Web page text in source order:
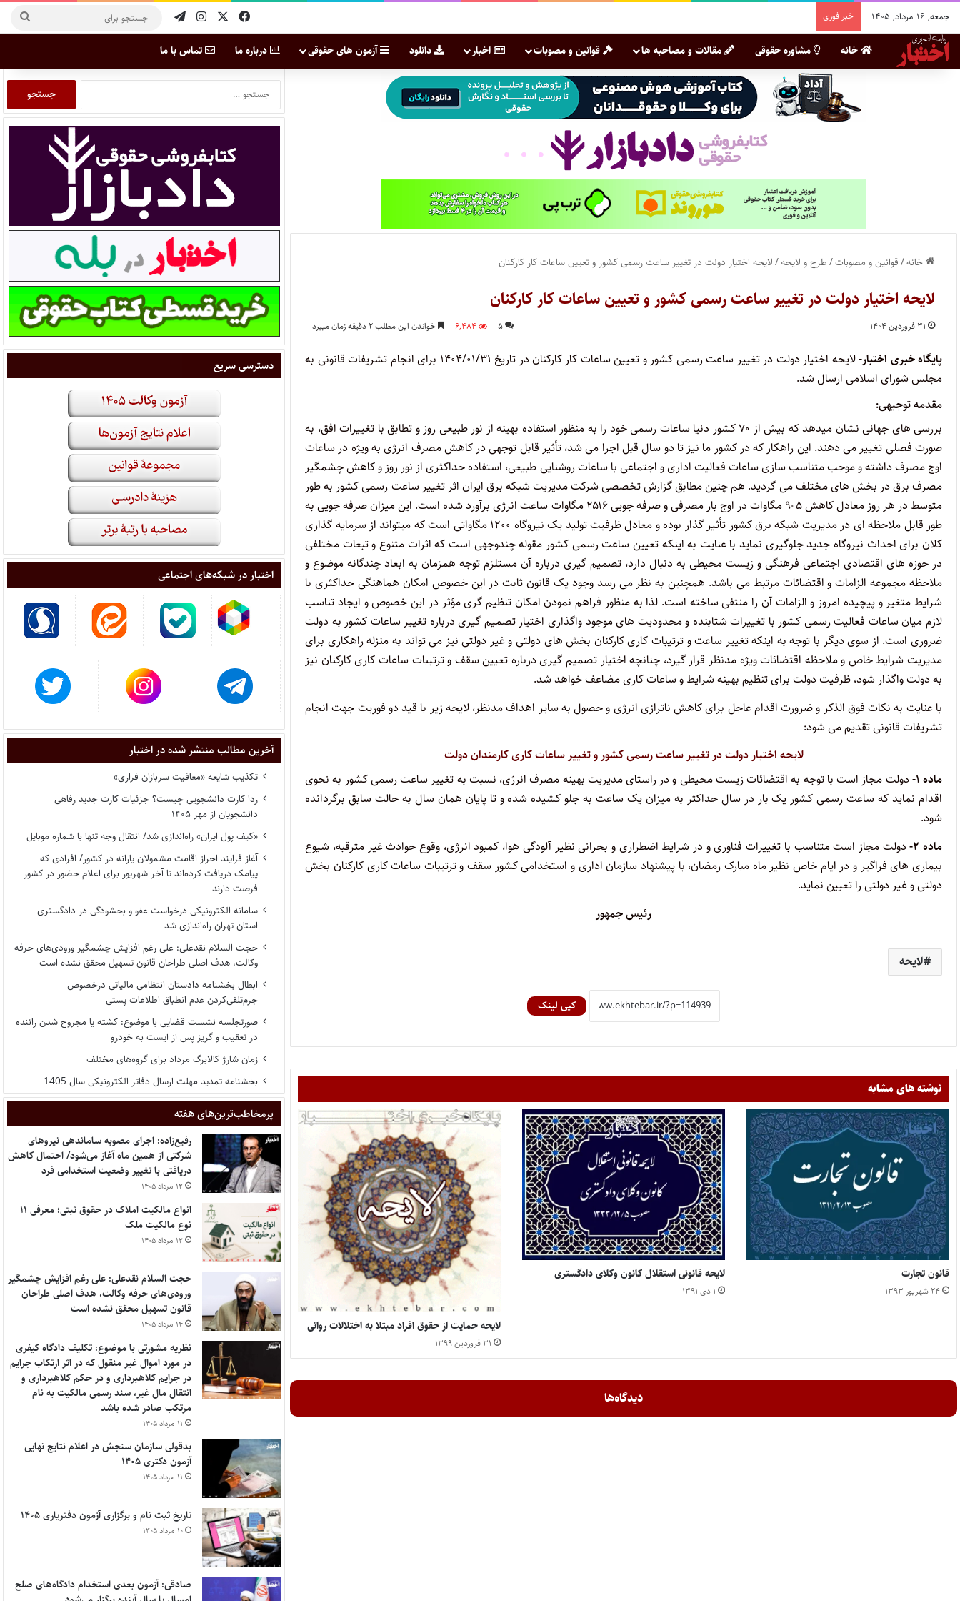
جمعه, ۱۶ مرداد, ۱۴۰۵ خبر فوری
خانه مشاوره حقوقی مقالات و مصاحبه ها قوانین و مصوبات اخبار دانلود آزمون های حقوقی درباره ما تماس با ما
خانه/قوانین و مصوبات/طرح و لایحه/لایحه اختیار دولت در تغییر ساعت رسمی کشور و تعیین ساعات کار کارکنان
لایحه اختیار دولت در تغییر ساعت رسمی کشور و تعیین ساعات کار کارکنان
۳۱ فروردین ۱۴۰۴ ۵ ۶,۴۸۴ خواندن این مطلب ۲ دقیقه زمان میبرد
پایگاه خبری اختبار-
لایحه اختیار دولت در تغییر ساعت رسمی کشور و تعیین ساعات کار کارکنان در تاریخ ۱۴۰۴/۰۱/۳۱ برای انجام تشریفات قانونی به
مجلس شورای اسلامی ارسال شد.
مقدمه توجیهی:
بررسی های جهانی نشان میدهد که بیش از ۷۰ کشور دنیا ساعات رسمی خود را به منظور استفاده بهینه از نور طبیعی روز و تطابق با تغییرات افق، به
صورت فصلی تغییر می دهند. این راهکار که در کشور ما نیز تا دو سال قبل اجرا می شد، تأثیر قابل توجهی در کاهش مصرف انرژی به ویژه در ساعات
اوج مصرف داشته و موجب متناسب سازی ساعات فعالیت اداری و اجتماعی با ساعات روشنایی طبیعی، استفاده حداکثری از نور روز و کاهش چشمگیر
مصرف برق در بخش های مختلف می گردید. هم چنین مطابق گزارش تخصصی شرکت مدیریت شبکه برق ایران اثر تغییر ساعت رسمی کشور به طور
متوسط در هر روز معادل کاهش ۹۰۵ مگاوات در اوج بار مصرفی و صرفه جویی ۲۵۱۶ مگاوات ساعت انرژی برآورد شده است. این میزان صرفه جویی به
طور قابل ملاحظه ای در مدیریت شبکه برق کشور تأثیر گذار بوده و معادل ظرفیت تولید یک نیروگاه ۱۲۰۰ مگاواتی است که میتواند از سرمایه گذاری
کلان برای احداث نیروگاه جدید جلوگیری نماید با عنایت به اینکه تعیین ساعت رسمی کشور مقوله چندوجهی است که اثرات متنوع و تبعات مختلفی
در حوزه های اقتصادی اجتماعی فرهنگی و زیست محیطی به دنبال دارد، تصمیم گیری درباره آن مستلزم توجه همزمان به ابعاد چندگانه موضوع و
ملاحظه مجموعه الزامات و اقتضائات مرتبط می باشد. همچنین به نظر می رسد وجود یک قانون ثابت در این خصوص امکان هماهنگی حداکثری با
شرایط متغیر و پیچیده امروز و الزامات آن را منتفی ساخته است. لذا به منظور فراهم نمودن امکان تنظیم گری مؤثر در این خصوص و ایجاد تناسب
لازم میان ساعات فعالیت رسمی کشور با تغییرات شتابنده و محدودیت های موجود واگذاری اختیار تصمیم گیری درباره تغییر ساعات کشور به دولت
ضروری است. از سوی دیگر با توجه به اینکه تغییر ساعت و ترتیبات کاری کارکنان بخش های دولتی و غیر دولتی نیز می تواند به منزله راهکاری برای
مدیریت شرایط خاص و ملاحظه اقتضائات ویژه مدنظر قرار گیرد، چنانچه اختیار تصمیم گیری درباره تعیین سقف و ترتیبات ساعات کاری کارکنان نیز
به دولت واگذار شود، ظرفیت دولت برای تنظیم بهینه شرایط و ساعات کاری مضاعف خواهد شد.
با عنایت به نکات فوق الذکر و ضرورت اقدام عاجل برای کاهش ناترازی انرژی و حصول به سایر اهداف مدنظر، لایحه زیر با قید دو فوریت جهت انجام
تشریفات قانونی تقدیم می شود:
لایحه اختیار دولت در تغییر ساعت رسمی کشور و تغییر ساعات کاری کارمندان دولت
ماده ۱-
دولت مجاز است با توجه به اقتضائات زیست محیطی و در راستای مدیریت بهینه مصرف انرژی، نسبت به تغییر ساعت رسمی کشور به نحوی
اقدام نماید که ساعت رسمی کشور یک بار در سال حداکثر به میزان یک ساعت به جلو کشیده شده و تا پایان همان سال به حالت سابق برگردانده
شود.
ماده ۲-
دولت مجاز است متناسب با تغییرات فناوری و در شرایط اضطراری و بحرانی نظیر آلودگی هوا، کمبود انرژی، وقوع حوادث غیر مترقبه، شیوع
بیماری های فراگیر و در ایام خاص نظیر ماه مبارک رمضان، با پیشنهاد سازمان اداری و استخدامی کشور سقف و ترتیبات ساعات کاری کارکنان بخش
دولتی و غیر دولتی را تعیین نماید.
رئیس جمهور
لایحه
کپی لینک
نوشته های مشابه
قانون تجارت
۲۴ شهریور ۱۳۹۳
لایحه قانونی استقلال کانون وکلای دادگستری
۱ دی ۱۳۹۱
لایحه حمایت از حقوق افراد مبتلا به اختلالات روانی
۳۱ فروردین ۱۳۹۹
دیدگاه‌ها
دسترسی سریع
اختبار در شبکه‌های اجتماعی
آخرین مطالب منتشر شده در اختبار
تکذیب شایعه «معافیت سربازان فراری»
ردا کارت دانشجویی چیست؟ جزئیات کارت جدید رفاهی
دانشجویان از مهر ۱۴۰۵
«کیف پول ایران» راه‌اندازی شد/ انتقال وجه تنها با شماره موبایل
آغاز فرایند احراز اقامت مشمولان یارانه در کشور/ افرادی که
پیامک دریافت کرده‌اند تا آخر شهریور برای اعلام حضور در کشور
فرصت دارند
سامانه الکترونیکی درخواست عفو و بخشودگی در دادگستری
استان تهران راه‌اندازی شد
حجت السلام نقدعلی: علی رغم افزایش چشمگیر ورودی‌های حرفه
وکالت، هدف اصلی طراحان قانون تسهیل محقق نشده است
ابطال بخشنامه دادستان انتظامی مالیاتی درخصوص
جرم‌تلقی‌کردن عدم انطباق اطلاعات پستی
صورتجلسه نشست قضایی با موضوع: کشته یا مجروح شدن راننده
در تعقیب و گریز پس از ایست به خودرو
زمان شارژ کالابرگ مرداد برای گروه‌های مختلف
بخشنامه تمدید مهلت ارسال دفاتر الکترونیکی سال 1405
پر‌مخاطب‌ترین‌های هفته
رفیع‌زاده: اجرای مصوبه ساماندهی نیروهای
شرکتی از همین ماه آغاز می‌شود/ احتمال کاهش
دریافتی با تغییر وضعیت استخدامی فرد
۱۲ مرداد ۱۴۰۵
انواع مالکیت املاک در حقوق ثبتی؛ معرفی ۱۱
نوع مالکیت ملک
۱۲ مرداد ۱۴۰۵
حجت السلام نقدعلی: علی رغم افزایش چشمگیر
ورودی‌های حرفه وکالت، هدف اصلی طراحان
قانون تسهیل محقق نشده است
۱۴ مرداد ۱۴۰۵
نظریه مشورتی با موضوع: تکلیف دادگاه کیفری
در مورد اموال غیر منقول که در اثر ارتکاب جرایم
در جرایم کلاهبرداری و در حکم کلاهبرداری و
انتقال مال غیر، سند رسمی مالکیت به نام
مرتکب صادر شده باشد
۱۱ مرداد ۱۴۰۵
بدقولی سازمان سنجش در اعلام نتایج نهایی
آزمون دکتری ۱۴۰۵
۱۱ مرداد ۱۴۰۵
تاریخ ثبت نام و برگزاری آزمون دفتریاری ۱۴۰۵
۱۰ مرداد ۱۴۰۵
صادقی: آزمون بعدی استخدام دادگاه‌های صلح